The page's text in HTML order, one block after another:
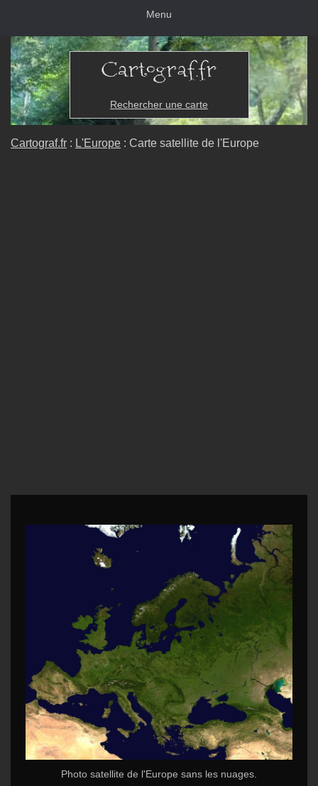
Menu
Rechercher une carte
Cartograf.fr : L'Europe : Carte satellite de l'Europe
Photo satellite de l'Europe sans les nuages.